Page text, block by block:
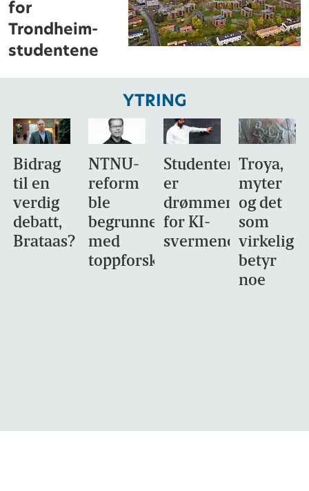
for
Trondheim-
studentene
YTRING
Bidrag
til en
verdig
debatt,
Brataas?
NTNU-
reform
ble
begrunnet
med
toppforskning
Studentene
er
drømmemålet
for KI-
svermene
Troya,
myter
og det
som
virkelig
betyr
noe